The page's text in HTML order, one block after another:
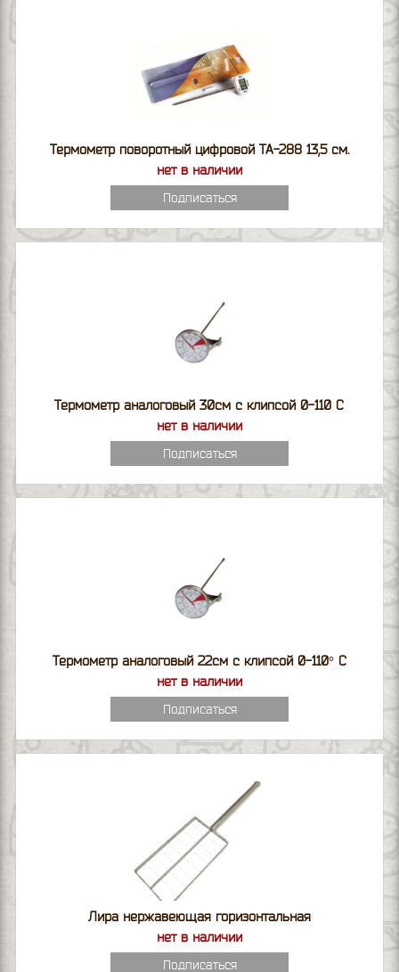
Термометр поворотный цифровой ТА-288 13,5 см.
нет в наличии
Подписаться
Термометр аналоговый 30см с клипсой 0-110 С
нет в наличии
Подписаться
Термометр аналоговый 22см с клипсой 0-110° С
нет в наличии
Подписаться
Лира нержавеющая горизонтальная
нет в наличии
Подписаться